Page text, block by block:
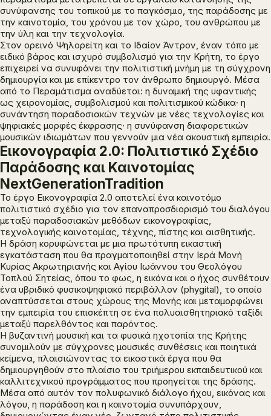
συνύφανσης του τοπικού με το παγκόσμιο, της παράδοσης με
την καινοτομία, του χρόνου με τον χώρο, του ανθρώπου με
την ύλη και την τεχνολογία.
Στον ορεινό Ψηλορείτη και το Ιδαίον Άντρον, έναν τόπο με
ειδικό βάρος και ισχυρό συμβολισμό για την Κρήτη, το έργο
επιχειρεί να συνυφάνει την πολιτιστική μνήμη με τη σύγχρονη
δημιουργία και με επίκεντρο τον άνθρωπο δημιουργό. Μέσα
από το Περαμάτισμα αναδύεται: η δυναμική της υφαντικής
ως χειρονομίας, συμβολισμού και πολιτισμικού κώδικα· η
συνάντηση παραδοσιακών τεχνών με νέες τεχνολογίες και
ψηφιακές μορφές έκφρασης· η συνύφανση διαφορετικών
μουσικών ιδιωμάτων που γεννούν μια νέα ακουστική εμπειρία.
Εικονογραφία 2.0: Πολιτιστικό Σχέδιο
Παράδοσης και Καινοτομίας
NextGenerationTradition
Το έργο Εικονογραφία 2.0 αποτελεί ένα καινοτόμο
πολιτιστικό σχέδιο για τον επαναπροσδιορισμό του διαλόγου
μεταξύ παραδοσιακών μεθόδων εικονογραφίας,
τεχνολογικής καινοτομίας, τέχνης, πίστης και αισθητικής.
Η δράση κορυφώνεται με μια πρωτότυπη εικαστική
εγκατάσταση που θα πραγματοποιηθεί στην Ιερά Μονή
Κυρίας Ακρωτηριανής και Αγίου Ιωάννου του Θεολόγου
Τοπλού Σητείας, όπου το φως, η εικόνα και ο ήχος συνθέτουν
ένα υβριδικό φυσικοψηφιακό περιβάλλον (phygital), το οποίο
αναπτύσσεται στους χώρους της Μονής και μεταμορφώνει
την εμπειρία του επισκέπτη σε ένα πολυαισθητηριακό ταξίδι
μεταξύ παρελθόντος και παρόντος.
Η βυζαντινή μουσική και τα φυσικά ηχοτοπία της Κρήτης
συνομιλούν με σύγχρονες μουσικές συνθέσεις και ποιητικά
κείμενα, πλαισιώνοντας τα εικαστικά έργα που θα
δημιουργηθούν στο πλαίσιο του τριήμερου εκπαιδευτικού και
καλλιτεχνικού προγράμματος που προηγείται της δράσης.
Μέσα από αυτόν τον πολυφωνικό διάλογο ήχου, εικόνας και
λόγου, η παράδοση και η καινοτομία συνυπάρχουν,